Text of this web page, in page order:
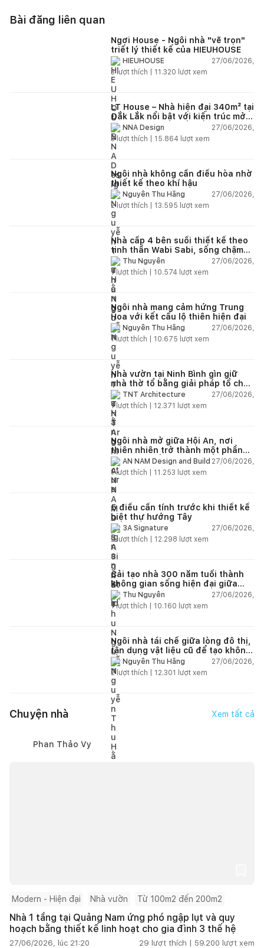
Bài đăng liên quan
Ngơi House - Ngôi nhà "vẽ trọn"
triết lý thiết kế của HIEUHOUSE
HIEUHOUSE
27/06/2026,
3lượt thích | 11.320 lượt xem
LT House – Nhà hiện đại 340m² tại
Đắk Lắk nổi bật với kiến trúc mở
và hệ sân vườn kết nối thiên
nhiên
NNA Design
27/06/2026,
3lượt thích | 15.864 lượt xem
Ngôi nhà không cần điều hòa nhờ
thiết kế theo khí hậu
Nguyễn Thu Hằng
27/06/2026,
2lượt thích | 13.595 lượt xem
Nhà cấp 4 bên suối thiết kế theo
tinh thần Wabi Sabi, sống chậm
giữa thiên nhiên
Thu Nguyễn
27/06/2026,
1lượt thích | 10.574 lượt xem
Ngôi nhà mang cảm hứng Trung
Hoa với kết cấu lộ thiên hiện đại
Nguyễn Thu Hằng
27/06/2026,
1lượt thích | 10.675 lượt xem
Nhà vườn tại Ninh Bình gìn giữ
nhà thờ tổ bằng giải pháp tổ chức
lại không gian
TNT Architecture
27/06/2026,
1lượt thích | 12.371 lượt xem
Ngôi nhà mở giữa Hội An, nơi
thiên nhiên trở thành một phần
của cuộc sống
AN NAM Design and Build 27/06/2026,
1lượt thích | 11.253 lượt xem
5 điều cần tính trước khi thiết kế
biệt thự hướng Tây
3A Signature
27/06/2026,
2lượt thích | 12.298 lượt xem
Cải tạo nhà 300 năm tuổi thành
không gian sống hiện đại giữa
thiên nhiên
Thu Nguyễn
27/06/2026,
1lượt thích | 10.160 lượt xem
Ngôi nhà tái chế giữa lòng đô thị,
tận dụng vật liệu cũ để tạo không
gian sống linh hoạt
Nguyễn Thu Hằng
27/06/2026,
2lượt thích | 12.301 lượt xem
Chuyện nhà Xem tất cả
Phan Thảo Vy
Modern - Hiện đại Nhà vườn Từ 100m2 đến 200m2
Nhà 1 tầng tại Quảng Nam ứng phó ngập lụt và quy
hoạch bằng thiết kế linh hoạt cho gia đình 3 thế hệ
27/06/2026, lúc 21:20 29 lượt thích | 59.200 lượt xem